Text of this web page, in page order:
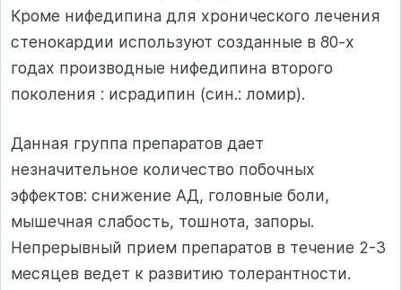
Кроме нифедипина для хронического лечения
стенокардии используют созданные в 80-х
годах производные нифедипина второго
поколения : исрадипин (син.: ломир).
Данная группа препаратов дает
незначительное количество побочных
эффектов: снижение АД, головные боли,
мышечная слабость, тошнота, запоры.
Непрерывный прием препаратов в течение 2-3
месяцев ведет к развитию толерантности.